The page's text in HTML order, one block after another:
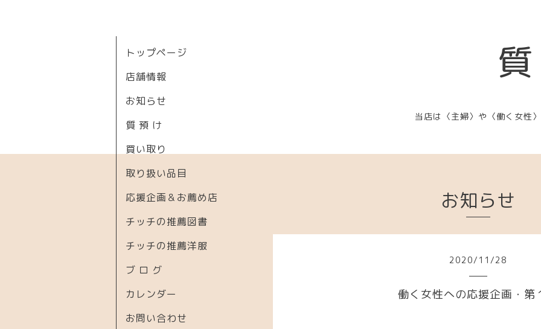
当店は〈主婦〉や〈働く女性
トップページ
店舗情報
お知らせ
質 預 け
買い取り
取り扱い品目
応援企画＆お薦め店
チッチの推薦図書
チッチの推薦洋服
ブ ロ グ
カレンダー
お問い合わせ
お知らせ
2020/ 11 /28
働く女性への応援企画・第